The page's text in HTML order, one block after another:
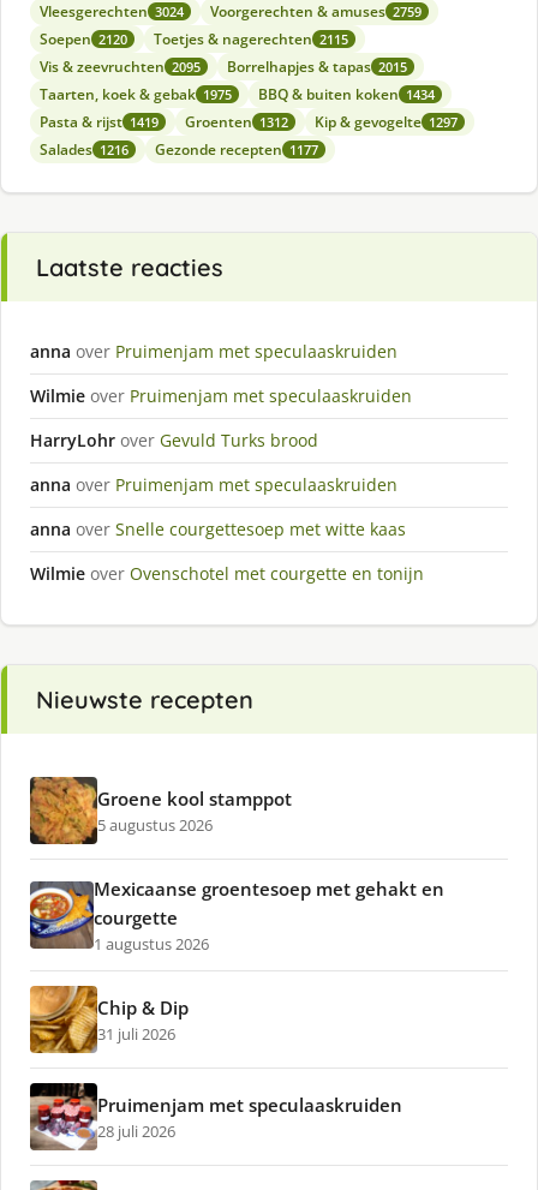
Vleesgerechten 3024 Voorgerechten & amuses 2759
Soepen 2120 Toetjes & nagerechten 2115
Vis & zeevruchten 2095 Borrelhapjes & tapas 2015
Taarten, koek & gebak 1975 BBQ & buiten koken 1434
Pasta & rijst 1419 Groenten 1312 Kip & gevogelte 1297
Salades 1216 Gezonde recepten 1177
Laatste reacties
anna over Pruimenjam met speculaaskruiden
Wilmie over Pruimenjam met speculaaskruiden
HarryLohr over Gevuld Turks brood
anna over Pruimenjam met speculaaskruiden
anna over Snelle courgettesoep met witte kaas
Wilmie over Ovenschotel met courgette en tonijn
Nieuwste recepten
Groene kool stamppot
5 augustus 2026
Mexicaanse groentesoep met gehakt en
courgette
1 augustus 2026
Chip & Dip
31 juli 2026
Pruimenjam met speculaaskruiden
28 juli 2026